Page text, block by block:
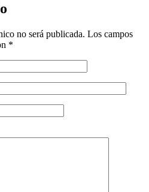
no será publicada. Los campos
*